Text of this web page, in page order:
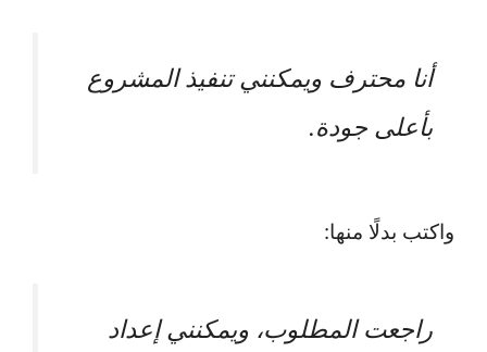
أنا محترف ويمكنني تنفيذ المشروع
بأعلى جودة.
واكتب بدلًا منها:
راجعت المطلوب، ويمكنني إعداد